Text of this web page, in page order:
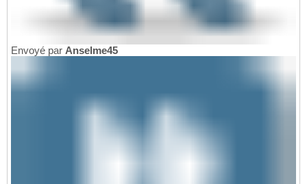
Envoyé par Anselme45